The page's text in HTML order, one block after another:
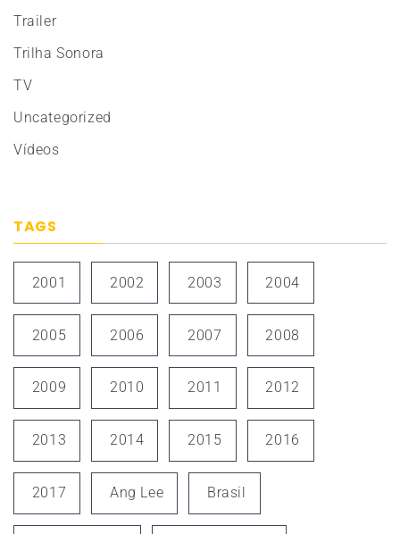
Trailer
Trilha Sonora
TV
Uncategorized
Vídeos
TAGS
2001 2002 2003 2004
2005 2006 2007 2008
2009 2010 2011 2012
2013 2014 2015 2016
2017 Ang Lee Brasil